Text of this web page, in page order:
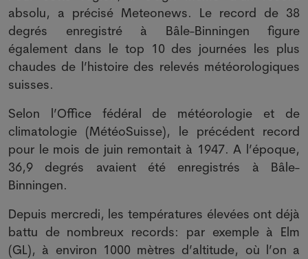
absolu, a précisé Meteonews. Le record de 38
degrés enregistré à Bâle-Binningen figure
également dans le top 10 des journées les plus
chaudes de l’histoire des relevés météorologiques
suisses.
Selon l’Office fédéral de météorologie et de
climatologie (MétéoSuisse), le précédent record
pour le mois de juin remontait à 1947. A l’époque,
36,9 degrés avaient été enregistrés à Bâle-
Binningen.
Depuis mercredi, les températures élevées ont déjà
battu de nombreux records: par exemple à Elm
(GL), à environ 1000 mètres d’altitude, où l’on a